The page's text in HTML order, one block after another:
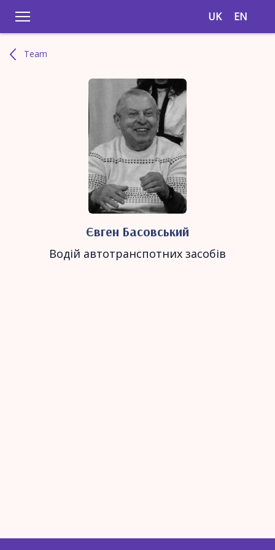
UK EN
Team
Євген Басовський
Водій автотранспотних засобів